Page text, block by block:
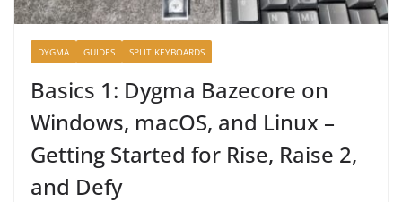
DYGMA GUIDES SPLIT KEYBOARDS
Basics 1: Dygma Bazecore on
Windows, macOS, and Linux –
Getting Started for Rise, Raise 2,
and Defy